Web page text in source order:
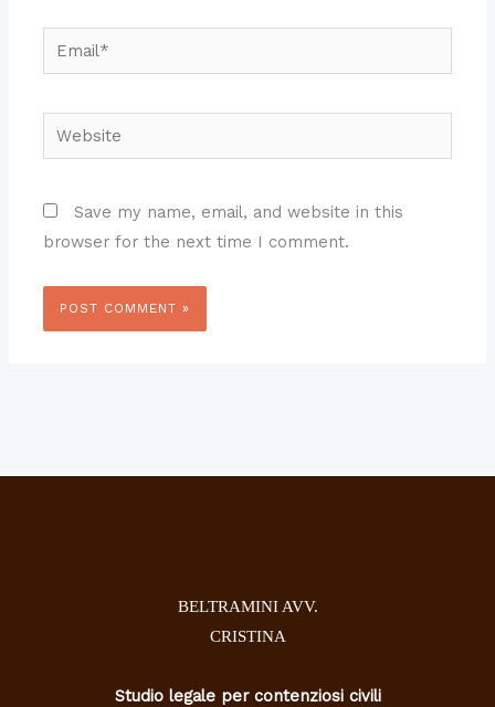
Email*
Website
Save my name, email, and website in this
browser for the next time I comment.
BELTRAMINI AVV.
CRISTINA
Studio legale per contenziosi civili